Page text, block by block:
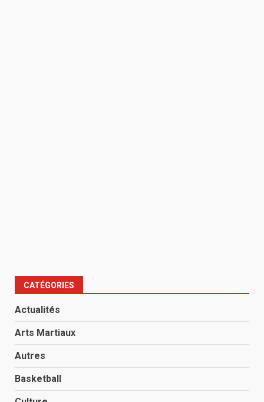
CATÉGORIES
Actualités
Arts Martiaux
Autres
Basketball